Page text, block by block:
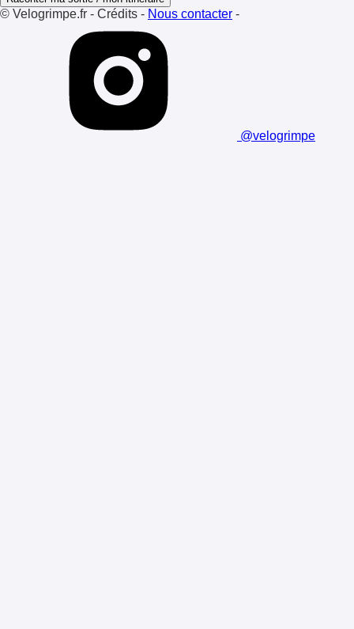
© Velogrimpe.fr - Crédits - Nous contacter -
@velogrimpe